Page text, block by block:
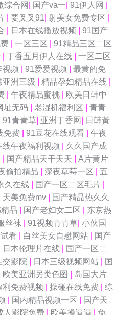
综合网 国产va一 91伊人网
要叉叉91 射美女免费专区
日本在线播放视频
91国产
一区三区
91精品三区二区
丁香五月伊人在线
一区二区
视频 91爱爱视频
最黄的免
亚洲三级 精品孕妇精品在线
午夜精品蜜桃
欧美日韩中
址无码 老湿机福利区
青青
91青青草 亚洲丁香网
日韩黃
免费 91豆花在线观看
午夜
线午夜福利视频
久久国产成
国产精品天干天天
A片黄片
偷拍精品 深夜草莓一区
五
久在线 国产一区二区毛片
天美免费mv
国产精品热久久
品 国产老妇女二区
东京热
丝袜 91视频青青草 小伙国
看 白丝美女自慰网站
国产
日本伦理片在线
国产一区二
交影院 日本三级视频网站
国
欧美亚洲另类色图
岛国大片
利免费视频 操碰在线免费
综
国内精品视频一区
国产天
人影院免费 欧美操逼逼 免